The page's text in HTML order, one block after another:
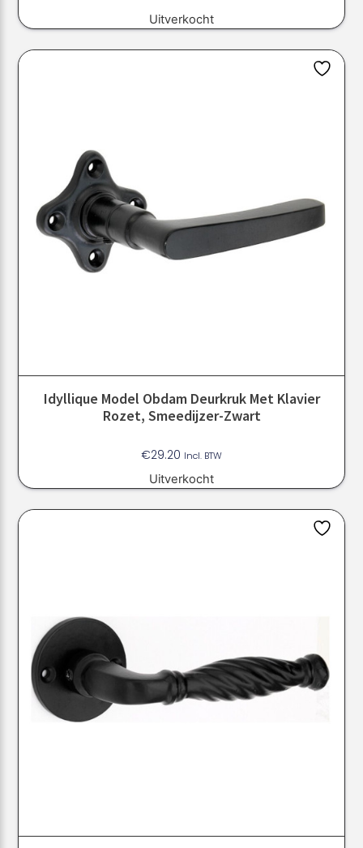
Uitverkocht
Idyllique Model Obdam Deurkruk Met Klavier
Rozet, Smeedijzer-Zwart
€29.20 Incl. BTW
Uitverkocht